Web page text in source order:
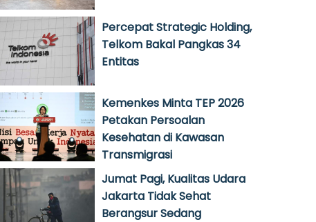
Percepat Strategic Holding,
Telkom Bakal Pangkas 34
Entitas
Kemenkes Minta TEP 2026
Petakan Persoalan
Kesehatan di Kawasan
Transmigrasi
Jumat Pagi, Kualitas Udara
Jakarta Tidak Sehat
Berangsur Sedang